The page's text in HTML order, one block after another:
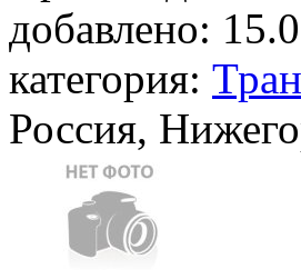
добавлено:
категория:
Россия,